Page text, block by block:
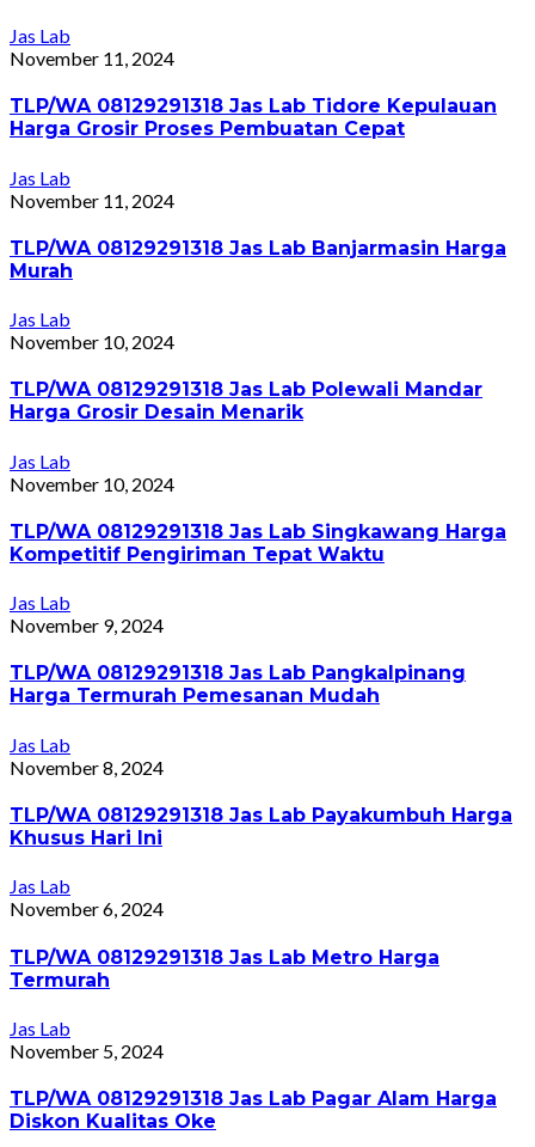
Jas Lab
November 11, 2024
TLP/WA 08129291318 Jas Lab Tidore Kepulauan
Harga Grosir Proses Pembuatan Cepat
Jas Lab
November 11, 2024
TLP/WA 08129291318 Jas Lab Banjarmasin Harga
Murah
Jas Lab
November 10, 2024
TLP/WA 08129291318 Jas Lab Polewali Mandar
Harga Grosir Desain Menarik
Jas Lab
November 10, 2024
TLP/WA 08129291318 Jas Lab Singkawang Harga
Kompetitif Pengiriman Tepat Waktu
Jas Lab
November 9, 2024
TLP/WA 08129291318 Jas Lab Pangkalpinang
Harga Termurah Pemesanan Mudah
Jas Lab
November 8, 2024
TLP/WA 08129291318 Jas Lab Payakumbuh Harga
Khusus Hari Ini
Jas Lab
November 6, 2024
TLP/WA 08129291318 Jas Lab Metro Harga
Termurah
Jas Lab
November 5, 2024
TLP/WA 08129291318 Jas Lab Pagar Alam Harga
Diskon Kualitas Oke